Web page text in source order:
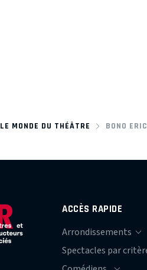
LE MONDE DU THÉÂTRE BONO ERIC
ACCÈS RAPIDE